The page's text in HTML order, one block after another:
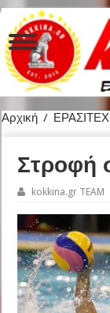
Αρχική /
Στροφή
kokkina.gr TEAM